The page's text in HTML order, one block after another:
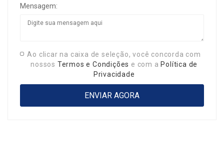
Mensagem:
Ao clicar na caixa de seleção, você concorda com
nossos Termos e Condições e com a Política de
Privacidade